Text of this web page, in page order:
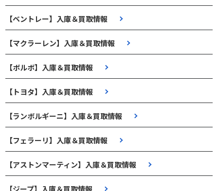
【ベントレー】入庫＆買取情報
【マクラーレン】入庫＆買取情報
【ボルボ】入庫＆買取情報
【トヨタ】入庫＆買取情報
【ランボルギーニ】入庫＆買取情報
【フェラーリ】入庫＆買取情報
【アストンマーティン】入庫＆買取情報
【ジープ】入庫＆買取情報